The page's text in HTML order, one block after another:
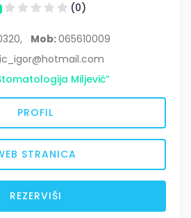
(0)
Mob:065610009
Miljević”
PROFIL
STRANICA
REZERVIŠI